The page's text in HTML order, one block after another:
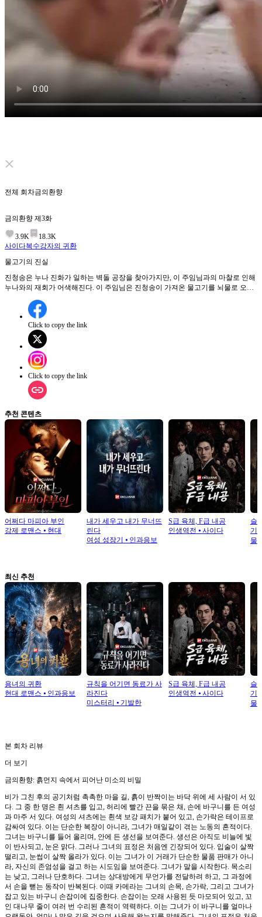
Click to unmute
전체 회차금의환향
금의환향 제 3화
3.9K
18.3K
사이다복수강자의 귀환
물고기의 진실
진청송은 누나 진화가 일하는 벽돌 공장을 찾아가지만, 이 주임님과의 마찰로 인해
누나와의 재회가 어색해진다. 이 주임님은 진청송이 가져온 물고기를 뇌물로 오해
면서 진화는 동생의 고용을 부탁하고, 공장장은 주변 마을 사람들을 도와야 한다며
동의한다. 그러나 이 주임님은 여전히 물고기를 받지 않으려고 한다.진청송과 진화
의 관계는 이 공장에서 어떻게 변할까?
Click to copy the link
Click to copy the link
추천 콘텐츠
어쩌다 마피아 부인
강제 로맨스 ⦁ 현대
내가 세우고 내가 무너뜨
린다
여성 성장기 ⦁ 인과응보
S급 육체, F급 내공
인생역전 ⦁ 사이다
슬
기
물
최신 추천
용녀의 귀환
현대 로맨스 ⦁ 인과응보
규칙을 어기면 동료가 사
라진다
미스터리 ⦁ 기발한
S급 육체, F급 내공
인생역전 ⦁ 사이다
슬
기
물
본 회차 리뷰
더 보기
금의환향: 흙먼지 속에서 피어난 미소의 비밀
비가 그친 후의 공기처럼 촉촉한 마을 길, 흙이 반짝이는 바닥 위에 세 사람이 서 있
다. 그 중 한 명은 흰 셔츠를 입고, 허리에 빨간 끈을 묶은 채, 손에 바구니를 든 여성
과 마주 서 있다. 여성의 셔츠에는 흰색 보강 패치가 붙어 있고, 손가락은 테이프로
감싸여 있다. 이는 단순한 복장이 아니라, 그녀가 매일같이 겪는 노동의 흔적이다.
그녀는 바구니를 들어 올리며, 안에 든 생선을 보여준다. 생선은 아직도 비늘에 빛
이 반사되고, 눈은 맑다. 그러나 그녀의 표정은 처음엔 긴장되어 있다. 입술이 살짝
떨리고, 눈썹이 살짝 올라가 있다. 이는 그녀가 이 거래가 단순한 물품 판매가 아니
라, 자신의 존엄성을 걸고 하는 시도임을 보여준다. 그녀가 말을 시작한다. 목소리
는 낮고, 그러나 단호하다. 그녀는 상대방에게 무언가를 전달하려 하고, 그 과정에
서 손을 뻗는 동작이 반복된다. 이때 카메라는 그녀의 손목, 손가락, 그리고 그녀가
잡고 있는 바구니 손잡이에 집중한다. 손잡이는 오래 사용된 듯 마모되어 있고, 꼬
인 대나무 줄이 여러 번 수리된 흔적이 역력하다. 이는 그녀가 이 바구니를 얼마나